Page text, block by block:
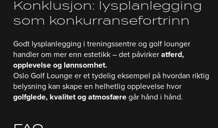
Konklusjon: lysplanlegging
som konkurransefortrinn
Godt lysplanlegging i treningssentre og golf lounger
handler om mer enn estetikk – det påvirker atferd,
opplevelse og lønnsomhet.
Oslo Golf Lounge er et tydelig eksempel på hvordan riktig
belysning kan skape en helhetlig opplevelse hvor
golfglede, kvalitet og atmosfære går hånd i hånd.